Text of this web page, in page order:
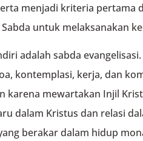
menjadi kriteria pertama
untuk melaksanakan
adalah sabda
kontemplasi, kerja, dan
karena mewartakan Injil
dalam Kristus dan relasi
berakar dalam hidup